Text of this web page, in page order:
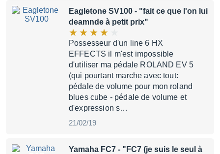
Eagletone SV100 - "fait ce que l'on lui
deamnde à petit prix"
Possesseur d'un line 6 HX
EFFECTS il m'est impossible
d'utiliser ma pédale ROLAND EV 5
(qui pourtant marche avec tout:
pédale de volume pour mon roland
blues cube - pédale de volume et
d'expression s…
21/02/19
Yamaha FC7 - "FC7 (je suis le seul à